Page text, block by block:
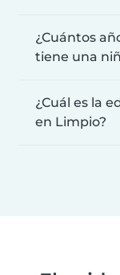
¿Cuántos
tiene una
¿Cuál es la
en Limpio?